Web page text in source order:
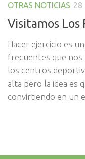
OTRAS NOTICIAS 28
Visitamos Los
Hacer ejercicio es
frecuentes que nos
los centros
alta pero la idea es
convirtiendo en un